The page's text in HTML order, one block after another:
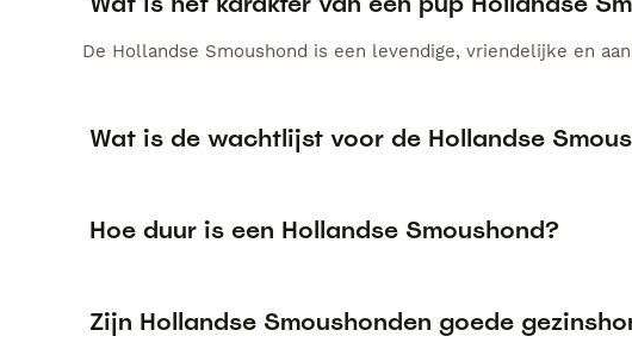
De Hollandse Smoushond is een levendige, vriendelijke en
Wat is de wachtlijst voor de Hollandse
Hoe duur is een Hollandse Smoushond?
Zijn Hollandse Smoushonden goede